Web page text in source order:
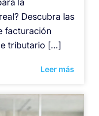
la
Descubra las
facturación
tributario […]
Leer más